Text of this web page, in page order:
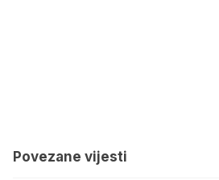
Povezane vijesti